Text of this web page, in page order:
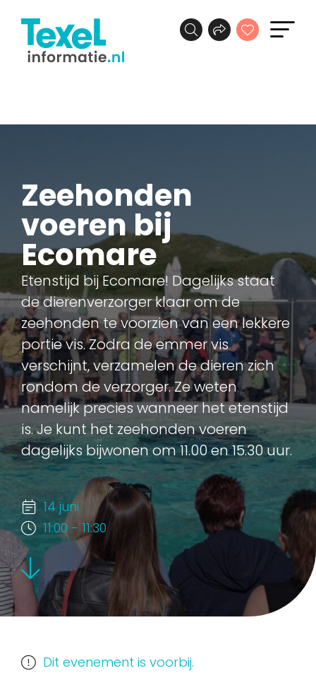
Zeehonden
voeren bij
Ecomare
Etenstijd bij Ecomare! Dagelijks staat
de dierenverzorger klaar om de
zeehonden te voorzien van een lekkere
portie vis. Zodra de emmer vis
verschijnt, verzamelen de dieren zich
rondom de verzorger. Ze weten
namelijk precies wanneer het etenstijd
is. Je kunt het zeehonden voeren
dagelijks bijwonen om 11.00 en 15.30 uur.
14 juni
11:00 - 11:30
Dit evenement is voorbij.